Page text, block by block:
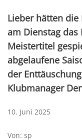
Lieber hätten die
am Dienstag
Meistertitel
abgelaufene
der
Klubmanager
10. Juni 2025
Von: sp